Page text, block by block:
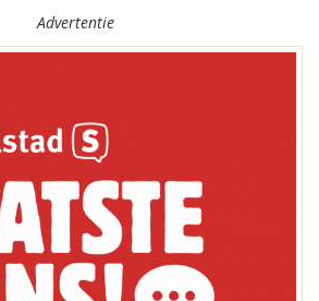
Advertentie